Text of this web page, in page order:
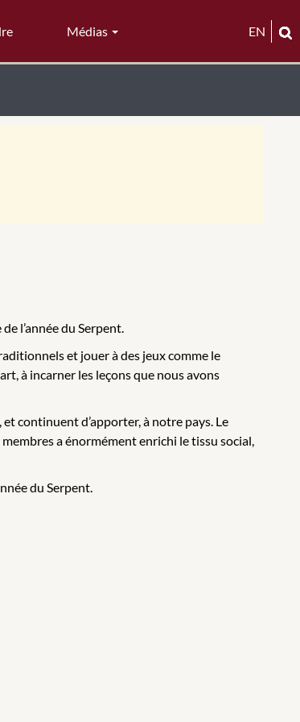
Médias EN
l’année du Serpent.
et jouer à des jeux comme le
à incarner les leçons que nous avons
continuent d’apporter, à notre pays. Le
a énormément enrichi le tissu social,
du Serpent.